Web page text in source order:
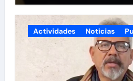
Actividades Noticias